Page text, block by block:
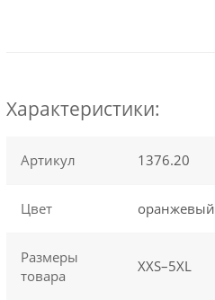
Характеристики:
Артикул 1376.20
Цвет оранжевый
Размеры
товара
XXS–5XL